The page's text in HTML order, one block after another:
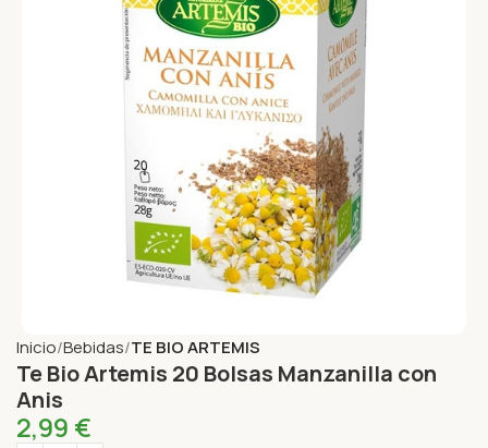
Inicio Bebidas TE BIO ARTEMIS
Te Bio Artemis 20 Bolsas Manzanilla con
Anis
2,99 €